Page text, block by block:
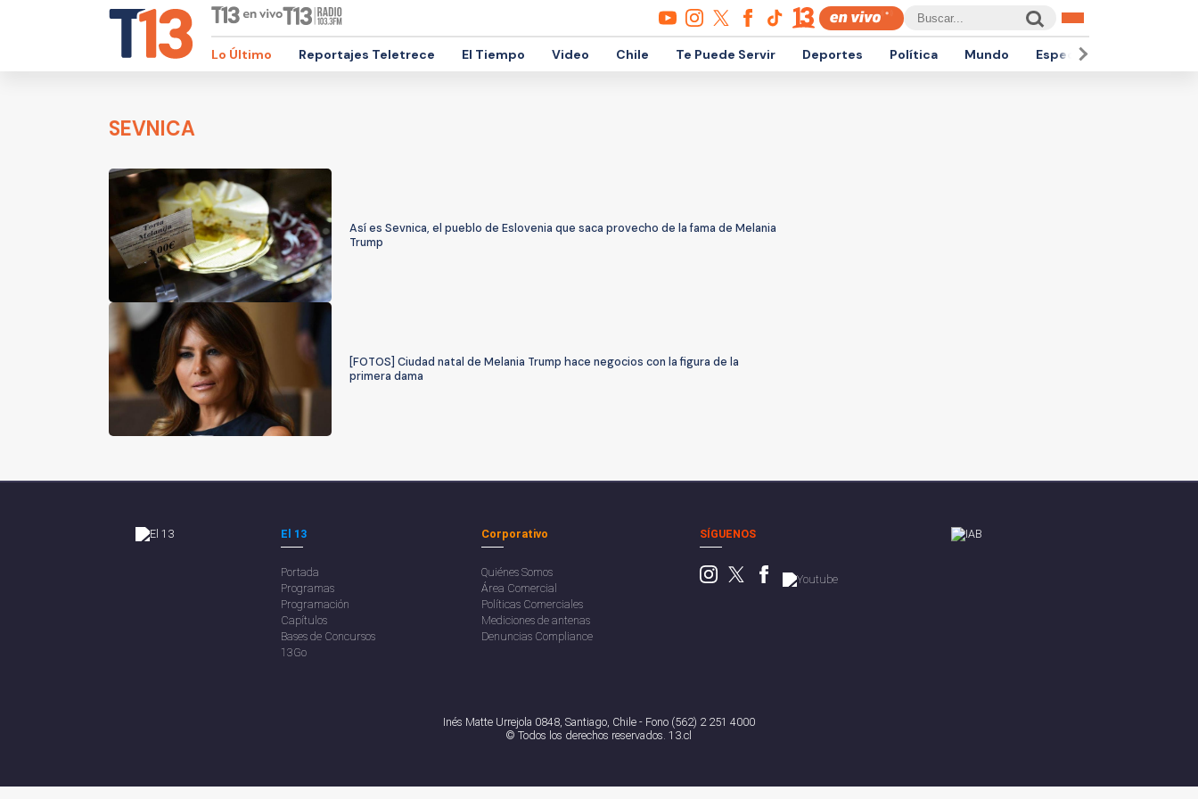
Lo Último Reportajes Teletrece El Tiempo Video Chile Te Puede Servir Deportes Política Mundo Espectáculos
SEVNICA
Así es Sevnica, el pueblo de Eslovenia que saca provecho de la fama de Melania
Trump
[FOTOS] Ciudad natal de Melania Trump hace negocios con la figura de la
primera dama
El 13
Portada
Programas
Programación
Capítulos
Bases de Concursos
13Go
Corporativo
Quiénes Somos
Área Comercial
Políticas Comerciales
Mediciones de antenas
Denuncias Compliance
SÍGUENOS
Inés Matte Urrejola 0848, Santiago, Chile - Fono (562) 2 251 4000
© Todos los derechos reservados. 13.cl